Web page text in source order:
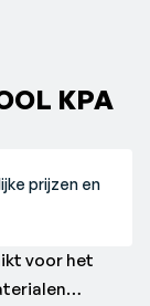
KPA
prijzen en
voor het